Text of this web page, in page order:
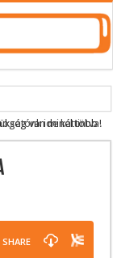
ide kattintva!